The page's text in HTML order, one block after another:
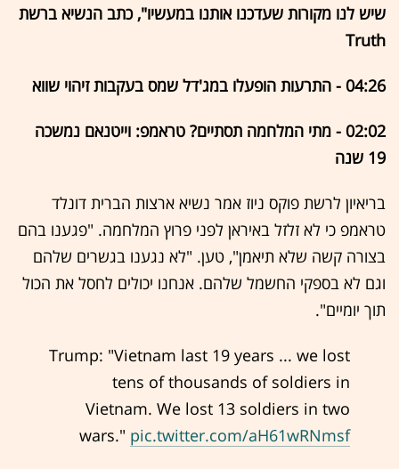
שיש לנו מקורות שעדכנו אותנו במעשיו", כתב הנשיא ברשת
Truth
04:26 - התרעות הופעלו במג'דל שמס בעקבות זיהוי שווא
02:02 - מתי המלחמה תסתיים? טראמפ: וייטנאם נמשכה
19 שנה
בריאיון לרשת פוקס ניוז אמר נשיא ארצות הברית דונלד
טראמפ כי לא זלזל באיראן לפני פרוץ המלחמה. "פגענו בהם
בצורה קשה שלא תיאמן", טען. "לא נגענו בגשרים שלהם
וגם לא בספקי החשמל שלהם. אנחנו יכולים לחסל את הכול
תוך יומיים".
Trump: "Vietnam last 19 years ... we lost
tens of thousands of soldiers in
Vietnam. We lost 13 soldiers in two
wars." pic.twitter.com/aH61wRNmsf